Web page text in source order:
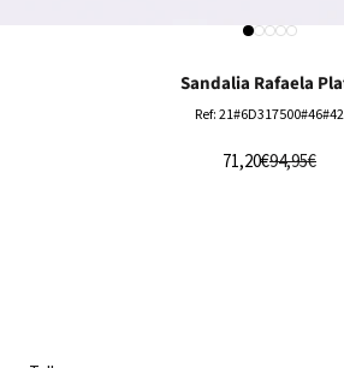
Ir al artículo 1
Ir al artículo 2
Ir al artículo
Ir alIr al
Sandalia Rafaela
Ref: 21#6D317500#46#42
Precio de oferta
71,20€Precio
94,95€